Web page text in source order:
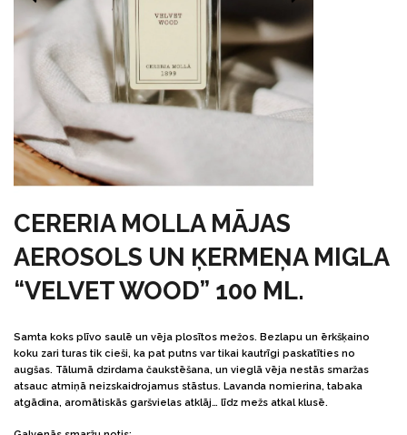
CERERIA MOLLA MĀJAS
AEROSOLS UN ĶERMEŅA MIGLA
“VELVET WOOD” 100 ML.
Samta koks plīvo saulē un vēja plosītos mežos. Bezlapu un ērkšķaino
koku zari turas tik cieši, ka pat putns var tikai kautrīgi paskatīties no
augšas. Tālumā dzirdama čaukstēšana, un vieglā vēja nestās smaržas
atsauc atmiņā neizskaidrojamus stāstus. Lavanda nomierina, tabaka
atgādina, aromātiskās garšvielas atklāj… līdz mežs atkal klusē.